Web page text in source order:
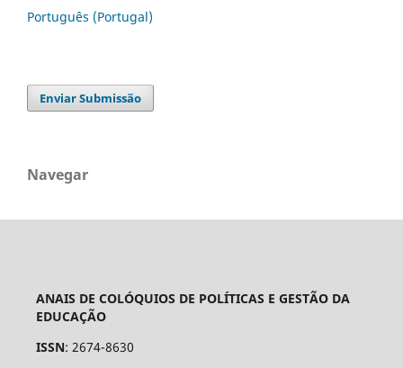
Português (Portugal)
Enviar Submissão
Navegar
ANAIS DE COLÓQUIOS DE POLÍTICAS E GESTÃO DA
EDUCAÇÃO
ISSN: 2674-8630